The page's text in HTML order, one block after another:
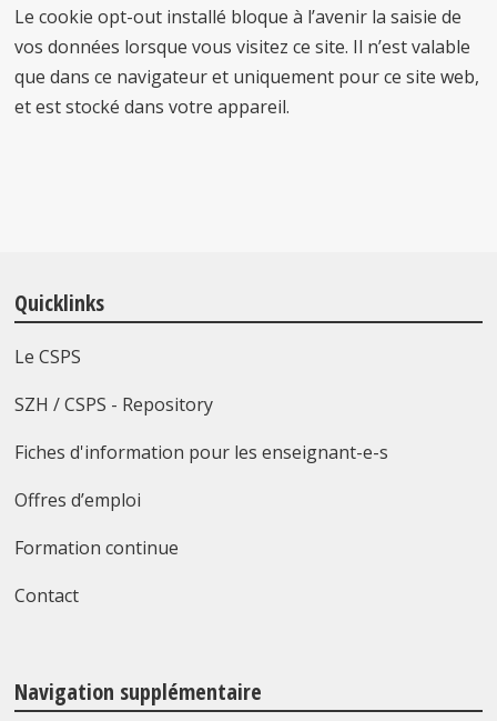
Le cookie opt-out installé bloque à l’avenir la saisie de
vos données lorsque vous visitez ce site. Il n’est valable
que dans ce navigateur et uniquement pour ce site web,
et est stocké dans votre appareil.
Quicklinks
Le CSPS
SZH / CSPS - Repository
Fiches d'information pour les enseignant-e-s
Offres d’emploi
Formation continue
Contact
Navigation supplémentaire